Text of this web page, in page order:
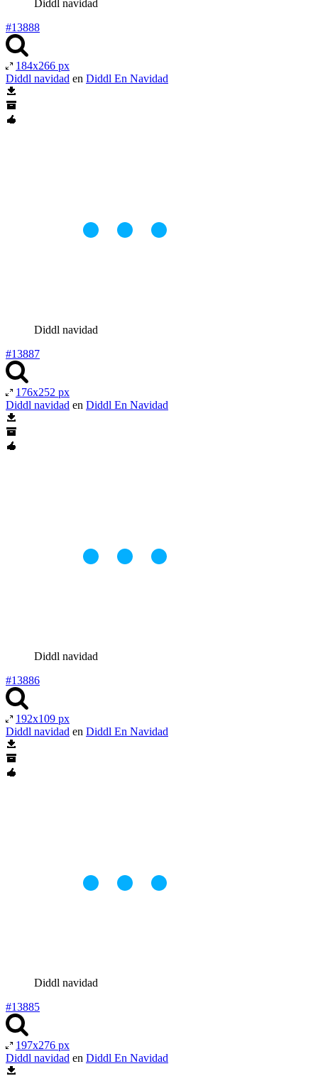
Diddl navidad
#13888
184x266 px
Diddl navidad en Diddl En Navidad
Diddl navidad
#13887
176x252 px
Diddl navidad en Diddl En Navidad
Diddl navidad
#13886
192x109 px
Diddl navidad en Diddl En Navidad
Diddl navidad
#13885
197x276 px
Diddl navidad en Diddl En Navidad